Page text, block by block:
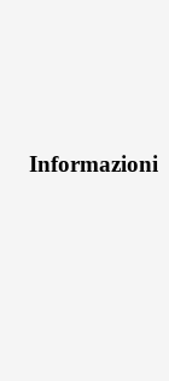
Informazioni